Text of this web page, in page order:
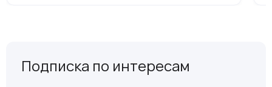
Подписка по интересам